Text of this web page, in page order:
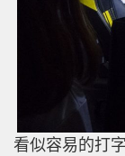
看似容易的打